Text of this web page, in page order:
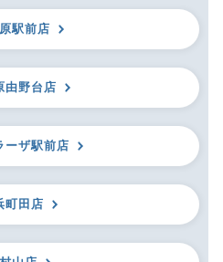
駅前店
由野台店
ーザ駅前店
町田店